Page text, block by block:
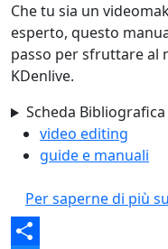
Che tu sia un
esperto, questo
passo per sfruttare al
KDenlive.
Scheda Bibliografica
video editing
guide e manuali
Per saperne di più su